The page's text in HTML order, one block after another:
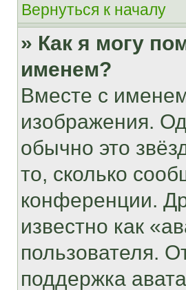
Вернуться к началу
» Как я могу
именем?
Вместе с
изображения.
обычно это
то, сколько
конференции.
известно как
пользователя.
поддержка